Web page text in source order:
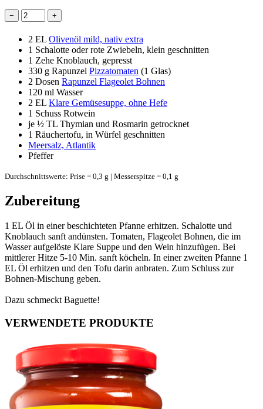
− +
2 EL Olivenöl mild, nativ extra
1 Schalotte oder rote Zwiebeln, klein geschnitten
1 Zehe Knoblauch, gepresst
330 g Rapunzel Pizzatomaten (1 Glas)
2 Dosen Rapunzel Flageolet Bohnen
120 ml Wasser
2 EL Klare Gemüsesuppe, ohne Hefe
1 Schuss Rotwein
je ½ TL Thymian und Rosmarin getrocknet
1 Räuchertofu, in Würfel geschnitten
Meersalz, Atlantik
Pfeffer
Durchschnittswerte: Prise = 0,3 g | Messerspitze = 0,1 g
Zubereitung
1 EL Öl in einer beschichteten Pfanne erhitzen. Schalotte und
Knoblauch sanft andünsten. Tomaten, Flageolet Bohnen, die im
Wasser aufgelöste Klare Suppe und den Wein hinzufügen. Bei
mittlerer Hitze 5-10 Min. sanft köcheln. In einer zweiten Pfanne 1
EL Öl erhitzen und den Tofu darin anbraten. Zum Schluss zur
Bohnen-Mischung geben.
Dazu schmeckt Baguette!
VERWENDETE PRODUKTE